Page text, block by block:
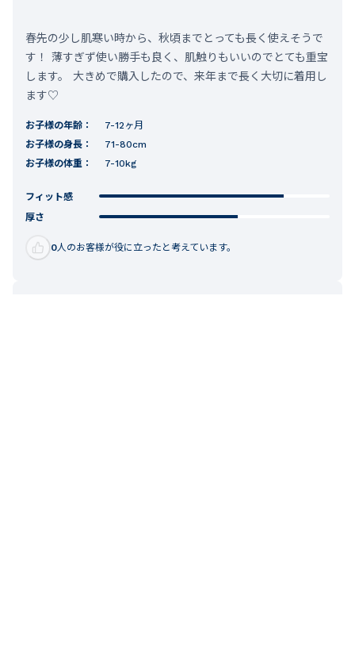
春先の少し肌寒い時から、秋頃までとっても長く使えそうで
す！ 薄すぎず使い勝手も良く、肌触りもいいのでとても重宝
します。 大きめで購入したので、来年まで長く大切に着用し
ます♡
お子様の年齢：
7-12ヶ月
お子様の身長：
71-80cm
お子様の体重：
7-10kg
フィット感
厚さ
0人のお客様が役に立ったと考えています。